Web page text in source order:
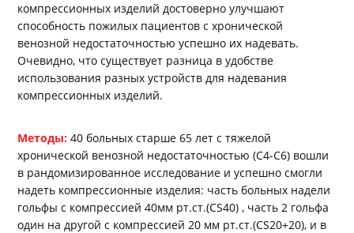
компрессионных изделий достоверно улучшают
способность пожилых пациентов с хронической
венозной недостаточностью успешно их надевать.
Очевидно, что существует разница в удобстве
использования разных устройств для надевания
компрессионных изделий.
Методы: 40 больных старше 65 лет с тяжелой
хронической венозной недостаточностью (С4-С6) вошли
в рандомизированное исследование и успешно смогли
надеть компрессионные изделия: часть больных надели
гольфы с компрессией 40мм рт.ст.(CS40) , часть 2 гольфа
один на другой с компрессией 20 мм рт.ст.(CS20+20), и в